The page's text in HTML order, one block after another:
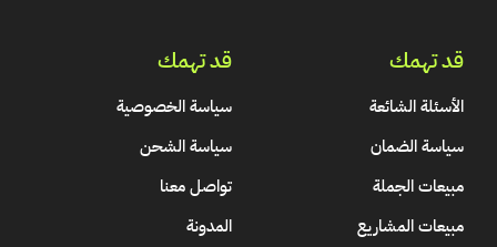
قد تهمك
الأسئلة الشائعة
سياسة الضمان
مبيعات الجملة
مبيعات المشاريع
قد تهمك
سياسة الخصوصية
سياسة الشحن
تواصل معنا
المدونة